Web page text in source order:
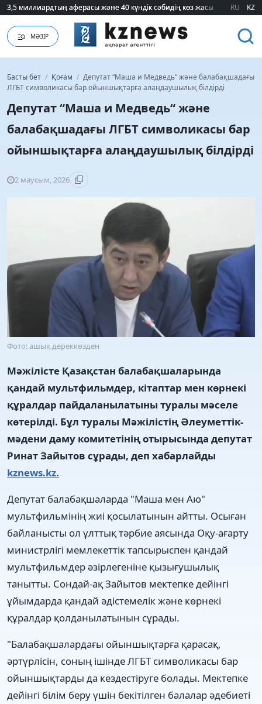
3,5 миллиардтың аферасы және 40 күндік сәбидің көз жасы:
3,5 миллиардтың аферасы және 40 күндік сәбидің көз жасы: RU KZ
МӘЗІР
Басты бет / Қоғам / Депутат “Маша и Медведь“ және балабақшадағы
ЛГБТ символикасы бар ойыншықтарға алаңдаушылық білдірді
Депутат “Маша и Медведь“ және
балабақшадағы ЛГБТ символикасы бар
ойыншықтарға алаңдаушылық білдірді
2 маусым, 2026
Фото: ашық дереккөзден
Мәжілісте Қазақстан балабақшаларында
қандай мультфильмдер, кітаптар мен көрнекі
құралдар пайдаланылатыны туралы мәселе
көтерілді. Бұл туралы Мәжілістің Әлеуметтік-
мәдени даму комитетінің отырысында депутат
Ринат Зайытов сұрады, деп хабарлайды
kznews.kz.
Депутат балабақшаларда "Маша мен Аю"
мультфильмінің жиі қосылатынын айтты. Осыған
байланысты ол ұлттық тәрбие аясында Оқу-ағарту
министрлігі мемлекеттік тапсырыспен қандай
мультфильмдер әзірлегеніне қызығушылық
танытты. Сондай-ақ Зайытов мектепке дейінгі
ұйымдарда қандай әдістемелік және көрнекі
құралдар қолданылатынын сұрады.
"Балабақшалардағы ойыншықтарға қарасақ,
әртүрлісін, соның ішінде ЛГБТ символикасы бар
ойыншықтарды да кездестіруге болады. Мектепке
дейінгі білім беру үшін бекітілген балалар әдебиеті